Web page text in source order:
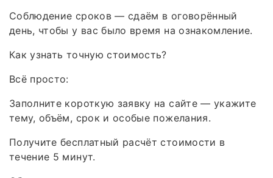
Соблюдение сроков — сдаём в оговорённый
день, чтобы у вас было время на ознакомление.
Как узнать точную стоимость?
Всё просто:
Заполните короткую заявку на сайте — укажите
тему, объём, срок и особые пожелания.
Получите бесплатный расчёт стоимости в
течение 5 минут.